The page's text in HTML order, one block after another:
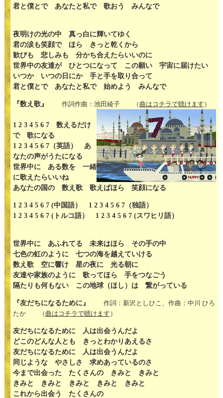
君と僕とで あなたと私で 歌おう みんなで
夜明けの光の中 真っ白に輝いてゆく
君の涙も笑顔で ほら きっと乾くから
歓びも 悲しみも 分かち合えたらいいのに
世界中の友達が ひとつになって この願い 宇宙に届けたい
いつか いつの日にか 手と手を取り合って
君と僕とで あなたと私で 始めよう みんなで
『数え歌』 作詞作曲：池田綾子 （ 曲はコチラで聴けます ）
1 2 3 4 5 6 7 数えるだけ
で 歌になる
1 2 3 4 5 6 7（英語） あ
なたの声がうたになる
世界中に ある数を 一緒
に歌えたらいいね
あなたの国の 数え歌 歌えばほら 笑顔になる
1 2 3 4 5 6 7 (中国語） 1 2 3 4 5 6 7（独語）
1 2 3 4 5 6 7 (トルコ語） 1 2 3 4 5 6 7 (スワヒリ語）
世界中に あふれてる 未来はほら その手の中
七色の虹のように 七つの海を越えていける
数え歌 空に響け 星の夜に 光る朝に
友達や家族のように 歌ってほら 手をつなごう
隔たりも何もない この地球（ほし）は 繋がっている
『友だちになるために』
作詞：新沢としひこ、作曲：中川 ひろ
たか （ 曲はコチラで聴けます ）
友だちになるために 人は出会うんだよ
どこのどんな人とも きっとわかりあえるさ
友だちになるために 人は出会うんだよ
同じような やさしさ 求めあっているのさ
今まで出会った たくさんの きみと きみと
きみと きみと きみと きみと きみと
これから出会う たくさんの